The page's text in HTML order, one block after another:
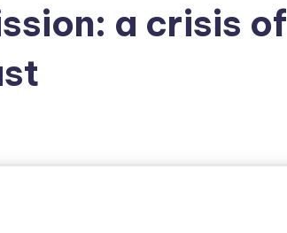
a crisis of